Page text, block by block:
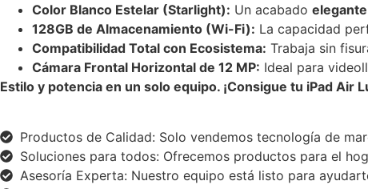
Color Blanco Estelar (Starlight): Un acabado
128GB de Almacenamiento (Wi-Fi): La capacidad
Compatibilidad Total con Ecosistema: Trabaja sin
Cámara Frontal Horizontal de 12 MP: Ideal para
Estilo y potencia en un solo equipo. ¡Consigue tu iPad Air
Productos de Calidad: Solo vendemos tecnología de
Soluciones para todos: Ofrecemos productos para el
Asesoría Experta: Nuestro equipo está listo para